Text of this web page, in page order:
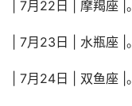
| 7月22日 | 摩羯座 |。
| 7月23日 | 水瓶座 |。
| 7月24日 | 双鱼座 |。